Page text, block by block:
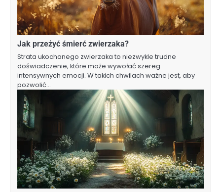
Jak przeżyć śmierć zwierzaka?
Strata ukochanego zwierzaka to niezwykle trudne
doświadczenie, które może wywołać szereg
intensywnych emocji. W takich chwilach ważne jest, aby
pozwolić…